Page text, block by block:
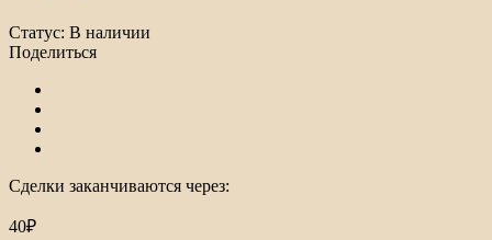
Статус: В наличии
Поделиться
Сделки заканчиваются через:
40₽